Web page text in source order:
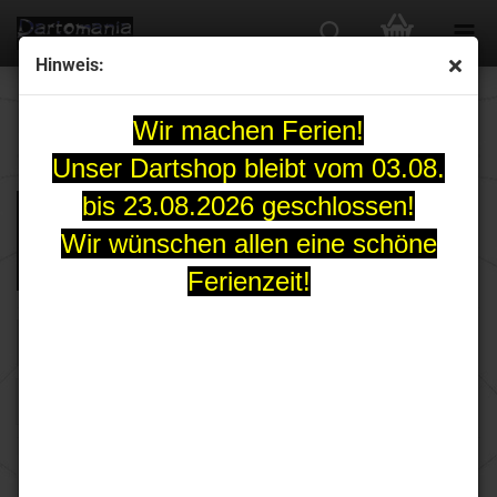
Hinweis:
Wir machen Ferien!
Unser Dartshop bleibt vom 03.08.
bis 23.08.2026 geschlossen!
Wir wünschen allen eine schöne
Ferienzeit!